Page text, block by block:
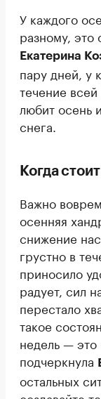
У каждого
разному, это
Екатерина
пару дней, у
течение
любит осень
снега.
Когда
Важно
осенняя
снижение
грустно в
приносило
радует, сил
перестало
такое
недель — это
подчеркнула
остальных